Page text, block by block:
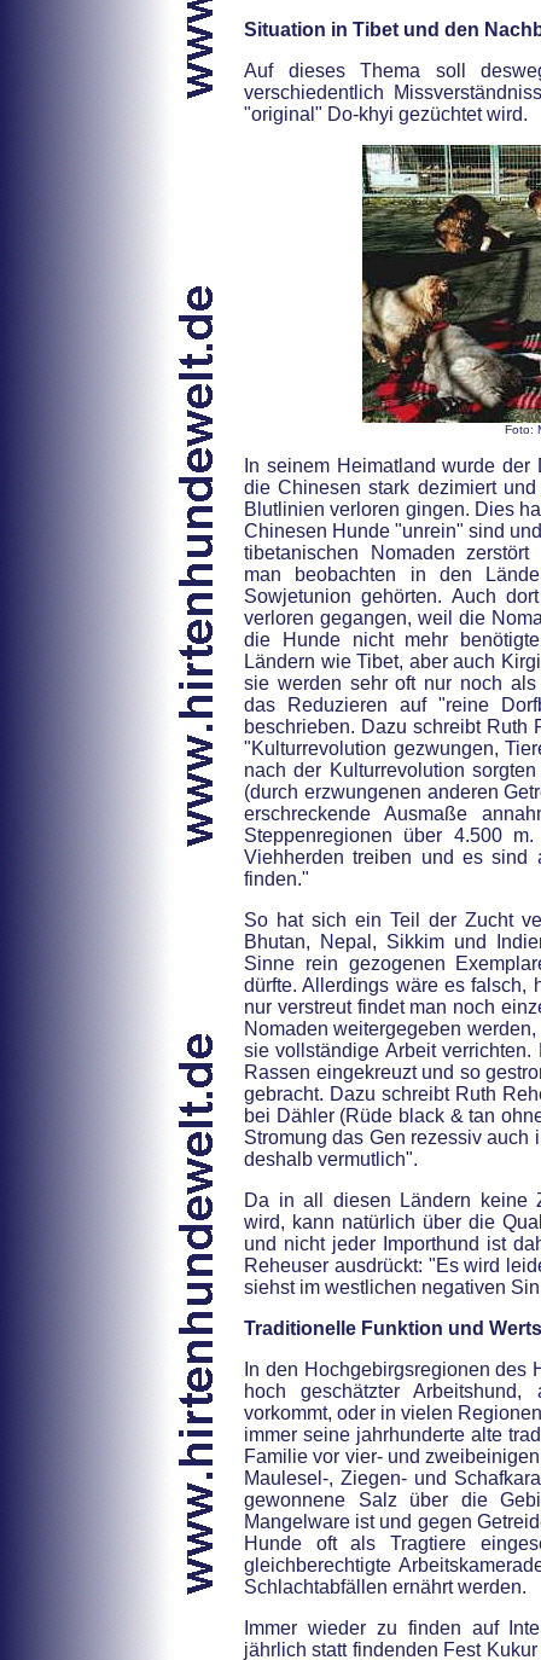
Situation in Tibet und den
Auf dieses Thema soll
verschiedentlich
"original" Do-khyi gezüchtet wird.
Foto:
In seinem Heimatland wurde
die Chinesen stark dezimiert
Blutlinien verloren gingen. Dies
Chinesen Hunde "unrein" sind
tibetanischen Nomaden
man beobachten in den
Sowjetunion gehörten. Auch
verloren gegangen, weil die
die Hunde nicht mehr
Ländern wie Tibet, aber auch
sie werden sehr oft nur noch
das Reduzieren auf "reine
beschrieben. Dazu schreibt
"Kulturrevolution gezwungen,
nach der Kulturrevolution
(durch erzwungenen anderen
erschreckende Ausmaße
Steppenregionen über 4.500
Viehherden treiben und es
finden."
So hat sich ein Teil der Zucht
Bhutan, Nepal, Sikkim und
Sinne rein gezogenen
dürfte. Allerdings wäre es falsch,
nur verstreut findet man noch
Nomaden weitergegeben
sie vollständige Arbeit
Rassen eingekreuzt und so
gebracht. Dazu schreibt Ruth
bei Dähler (Rüde black & tan
Stromung das Gen rezessiv
deshalb vermutlich".
Da in all diesen Ländern keine
wird, kann natürlich über die
und nicht jeder Importhund ist
Reheuser ausdrückt: "Es wird
siehst im westlichen negativen
Traditionelle Funktion und
In den Hochgebirgsregionen
hoch geschätzter
vorkommt, oder in vielen
immer seine jahrhunderte alte
Familie vor vier- und
Maulesel-, Ziegen- und
gewonnene Salz über die
Mangelware ist und gegen
Hunde oft als Tragtiere
gleichberechtigte
Schlachtabfällen ernährt werden.
Immer wieder zu finden auf
jährlich statt findenden Fest